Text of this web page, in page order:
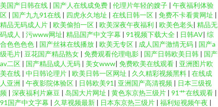
美国产日韩在线 | 国产人在线成免费 | 伦理片年轻的嫂子 | 午夜福利体验
区 | 国产九九91在线 | 四虎永久地址 | 在线日韩一区 | 免费不卡看黄网址 |
精品无码成人片 | 欧美偷拍一区 | 欧美深夜午夜福利 | 欧美色老头| 精品无
码成人 | 污www网址| 精品国产中文字幕 | 91视频下载大全 | 日韩AV| 综
合色色色色 | 国产丝袜在线播放 | 欧美无专区 | 成人国产激情无码 | 国产a
级毛片| 豆花国产精品熟女 | 免费观看伦理电影 | 国产日韩欧美日韩 | 国产
av二区 | 国产精品成人无码 | 美女www| 免费欧美在线观看 | 亚洲图片欧
美在线 | 中日韩论理片 | 欧美日韩一区网址 | 久久精彩视频黑料 | 在线成
人亚洲 | 午夜影院体验区 | 日韩欧美91 | 亚洲国产高清视频 | 日本三级视
频 | 深夜福利片麻豆 | 岛国大片网址 | 黄色东京热三级片 | 91艹在线观看 |
91国产中文字幕 | 久草视频最新 | 日本东京热三级片 | 福利短视频午夜 |